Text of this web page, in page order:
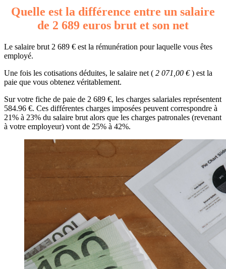
Quelle est la différence entre un salaire
de 2 689 euros brut et son net
Le salaire brut 2 689 € est la rémunération pour laquelle vous êtes
employé.
Une fois les cotisations déduites, le salaire net ( 2 071,00 €) est la
paie que vous obtenez véritablement.
Sur votre fiche de paie de 2 689 €, les charges salariales représentent
584.96 €. Ces différentes charges imposées peuvent correspondre à
21% à 23% du salaire brut alors que les charges patronales (revenant
à votre employeur) vont de 25% à 42%.